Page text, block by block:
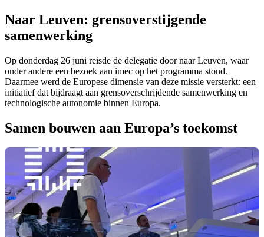
Naar Leuven: grensoverstijgende
samenwerking
Op donderdag 26 juni reisde de delegatie door naar Leuven, waar
onder andere een bezoek aan imec op het programma stond.
Daarmee werd de Europese dimensie van deze missie versterkt: een
initiatief dat bijdraagt aan grensoverschrijdende samenwerking en
technologische autonomie binnen Europa.
Samen bouwen aan Europa’s toekomst